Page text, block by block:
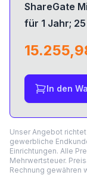
ShareGate
für 1 Jahr;
In den
Unser Angebot
gewerbliche
Einrichtungen. Alle
Mehrwertsteuer.
Rechnung gewähren